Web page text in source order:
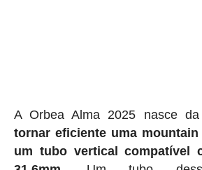
A Orbea Alma 2025 nasce
tornar eficiente uma
um tubo vertical compatível